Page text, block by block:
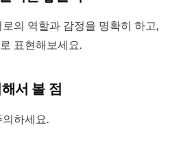
의 역할과 감정을 명확히 하고,
표현해보세요.
서 볼 점
하세요.